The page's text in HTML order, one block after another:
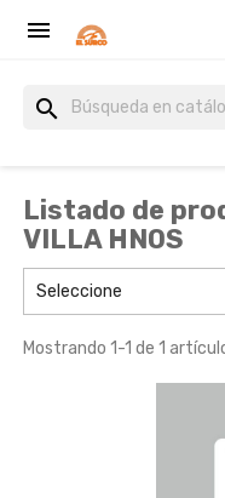

search
Listado de
VILLA HNOS
Seleccione
Mostrando 1-1 de 1